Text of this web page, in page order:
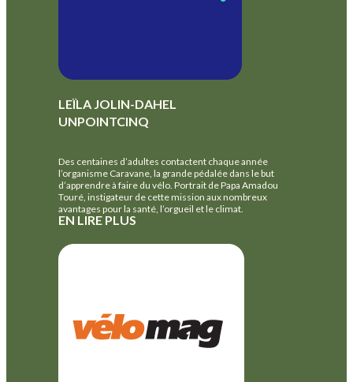
LEÏLA JOLIN-DAHEL
UNPOINTCINQ
Des centaines d’adultes contactent chaque année
l’organisme Caravane, la grande pédalée dans le but
d’apprendre à faire du vélo. Portrait de Papa Amadou
Touré, instigateur de cette mission aux nombreux
avantages pour la santé, l’orgueil et le climat.
EN LIRE PLUS